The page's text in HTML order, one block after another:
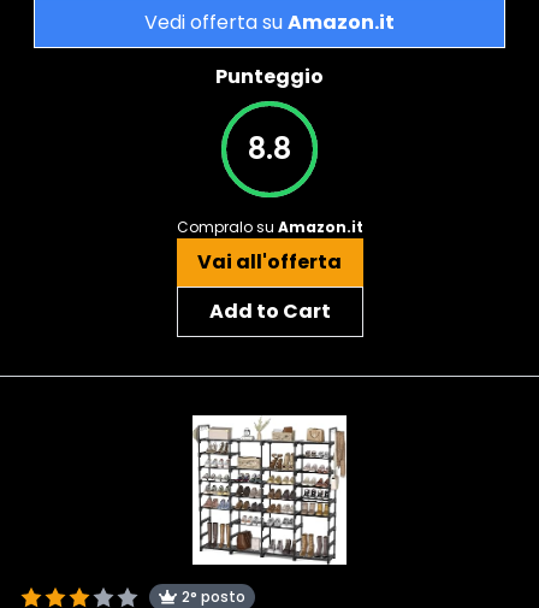
Vedi offerta suAmazon.it
Punteggio
8.8
Compralo su Amazon.it
Vai all'offerta
Add to Cart
2° posto